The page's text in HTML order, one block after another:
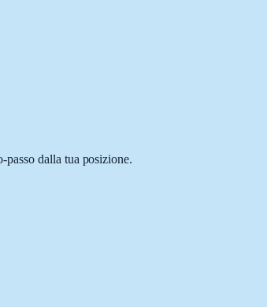
dalla tua posizione.